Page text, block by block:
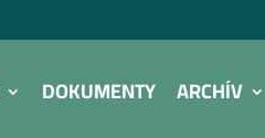
DOKUMENTY ARCHÍV